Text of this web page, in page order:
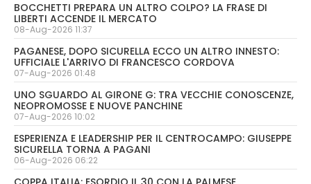
BOCCHETTI PREPARA UN ALTRO COLPO? LA FRASE DI
LIBERTI ACCENDE IL MERCATO
08-Aug-2026 11:37
PAGANESE, DOPO SICURELLA ECCO UN ALTRO INNESTO:
UFFICIALE L'ARRIVO DI FRANCESCO CORDOVA
07-Aug-2026 01:48
UNO SGUARDO AL GIRONE G: TRA VECCHIE CONOSCENZE,
NEOPROMOSSE E NUOVE PANCHINE
07-Aug-2026 10:02
ESPERIENZA E LEADERSHIP PER IL CENTROCAMPO: GIUSEPPE
SICURELLA TORNA A PAGANI
06-Aug-2026 06:22